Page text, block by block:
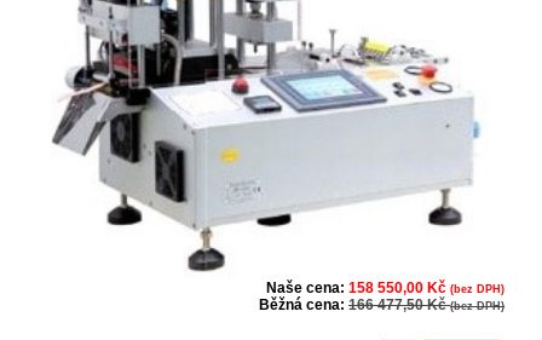
Naše cena: 158 550,00 Kč (bez DPH)
Běžná cena: 166 477,50 Kč(bez DPH)